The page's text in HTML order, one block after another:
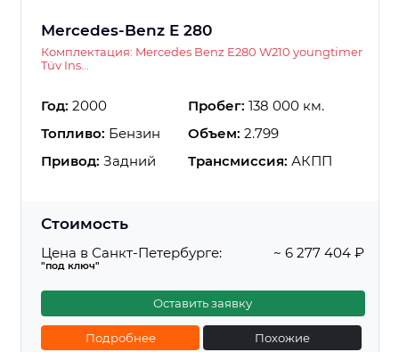
Mercedes-Benz E 280
Комплектация: Mercedes Benz E280 W210 youngtimer
Tüv Ins...
Год: 2000 Пробег: 138 000 км.
Топливо: Бензин Объем: 2.799
Привод: Задний Трансмиссия: АКПП
Стоимость
Цена в Санкт-Петербурге:
"под ключ"
~ 6 277 404 ₽
Оставить заявку
Подробнее Похожие